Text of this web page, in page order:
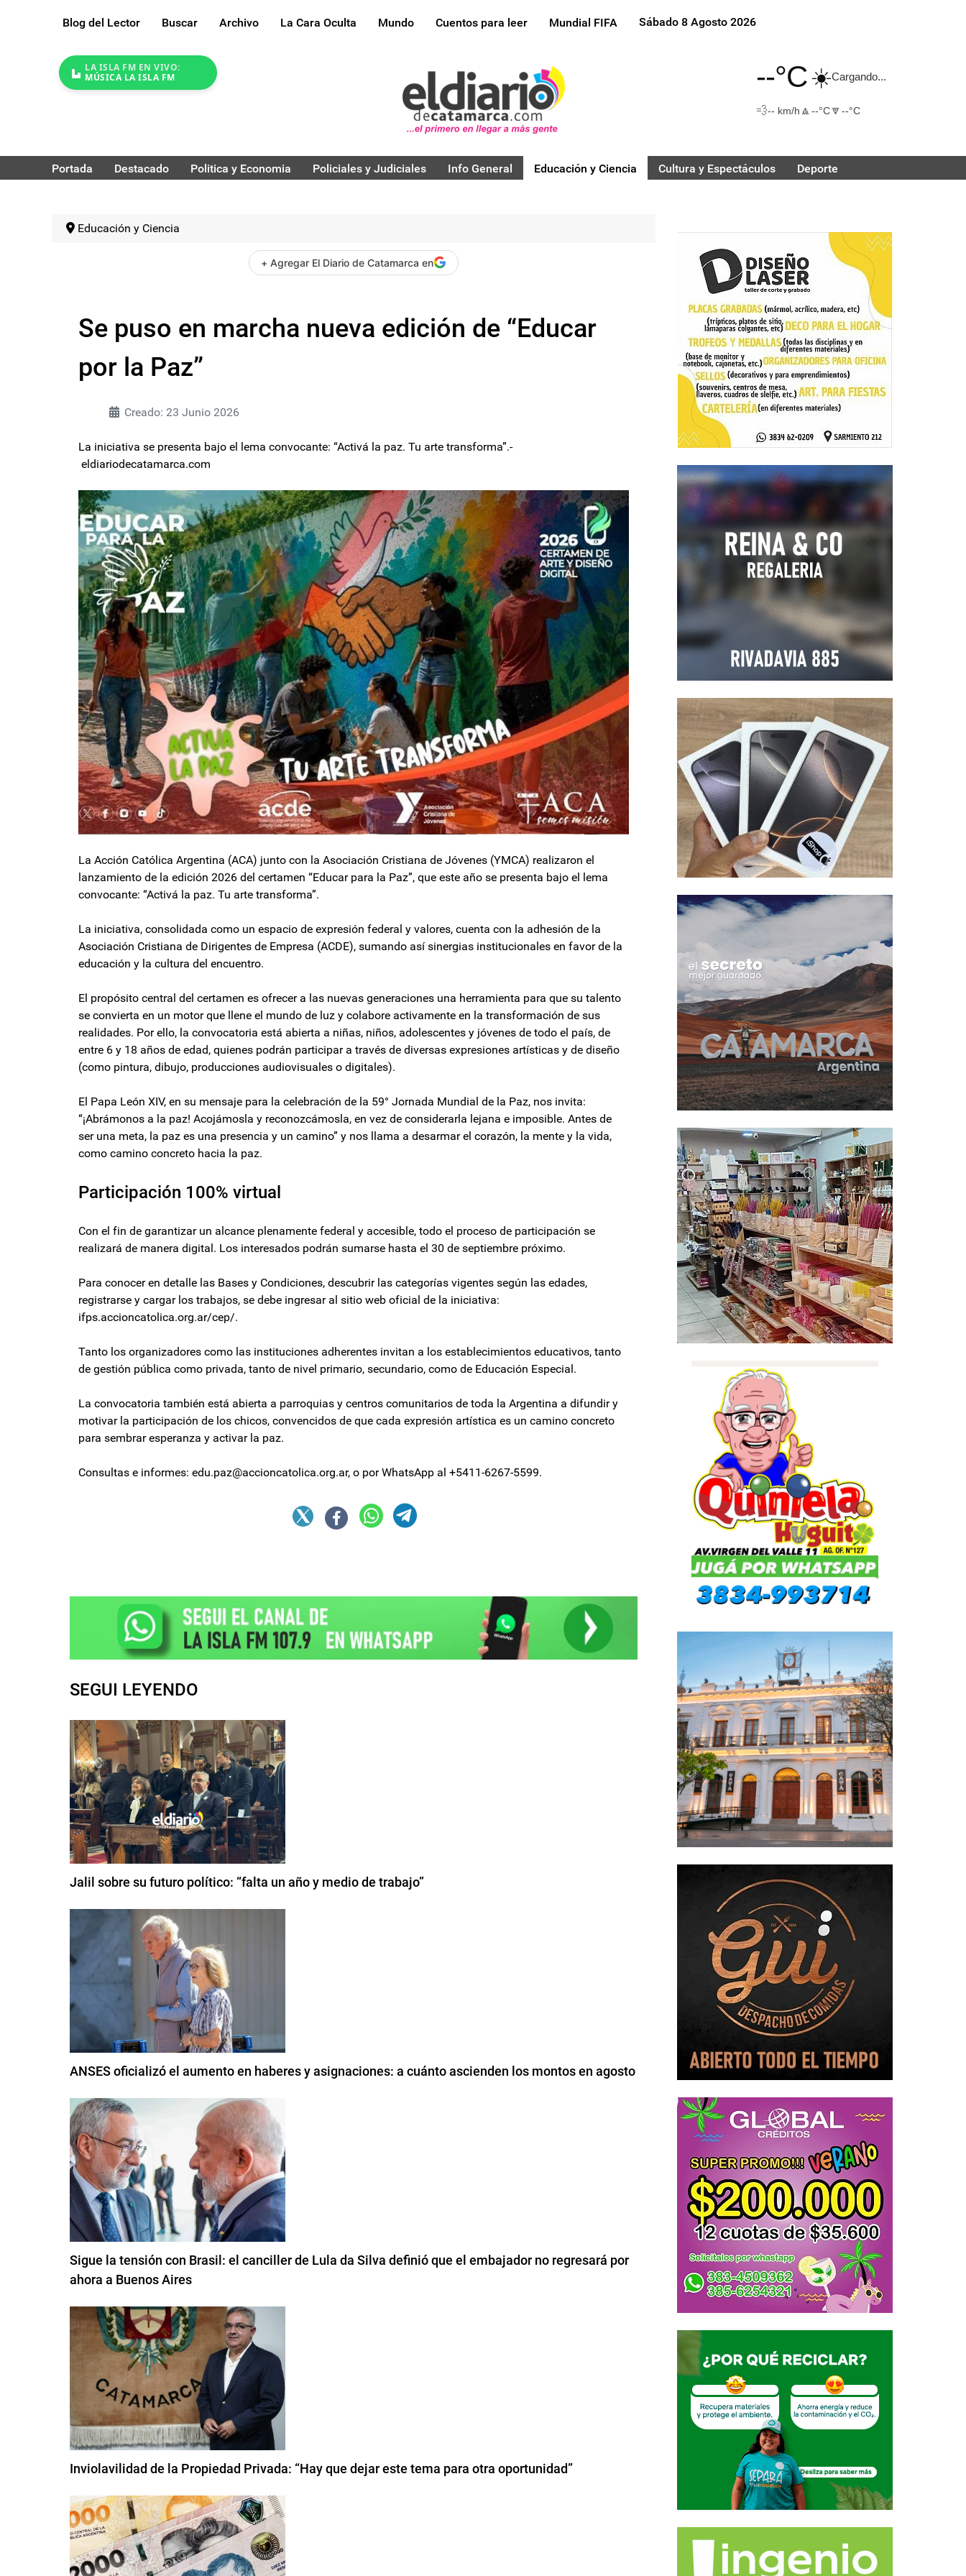
Blog del Lector Buscar Archivo La Cara Oculta Mundo Cuentos para leer Mundial FIFA Sábado 8 Agosto 2026
LA ISLA FM EN VIVO:
MÚSICA LA ISLA FM
--°C☀️Cargando...
💨-- km/h 🔼 --°C🔽 --°C
Portada Destacado Politica y Economia Policiales y Judiciales Info General Educación y Ciencia Cultura y Espectáculos Deporte
Educación y Ciencia
+ Agregar El Diario de Catamarca en
Se puso en marcha nueva edición de “Educar
por la Paz”
Creado: 23 Junio 2026
La iniciativa se presenta bajo el lema convocante: “Activá la paz. Tu arte transforma”.-
eldiariodecatamarca.com
La Acción Católica Argentina (ACA) junto con la Asociación Cristiana de Jóvenes (YMCA) realizaron el
lanzamiento de la edición 2026 del certamen “Educar para la Paz”, que este año se presenta bajo el lema
convocante: “Activá la paz. Tu arte transforma”.
La iniciativa, consolidada como un espacio de expresión federal y valores, cuenta con la adhesión de la
Asociación Cristiana de Dirigentes de Empresa (ACDE), sumando así sinergias institucionales en favor de la
educación y la cultura del encuentro.
El propósito central del certamen es ofrecer a las nuevas generaciones una herramienta para que su talento
se convierta en un motor que llene el mundo de luz y colabore activamente en la transformación de sus
realidades. Por ello, la convocatoria está abierta a niñas, niños, adolescentes y jóvenes de todo el país, de
entre 6 y 18 años de edad, quienes podrán participar a través de diversas expresiones artísticas y de diseño
(como pintura, dibujo, producciones audiovisuales o digitales).
El Papa León XIV, en su mensaje para la celebración de la 59° Jornada Mundial de la Paz, nos invita:
“¡Abrámonos a la paz! Acojámosla y reconozcámosla, en vez de considerarla lejana e imposible. Antes de
ser una meta, la paz es una presencia y un camino” y nos llama a desarmar el corazón, la mente y la vida,
como camino concreto hacia la paz.
Participación 100% virtual
Con el fin de garantizar un alcance plenamente federal y accesible, todo el proceso de participación se
realizará de manera digital. Los interesados podrán sumarse hasta el 30 de septiembre próximo.
Para conocer en detalle las Bases y Condiciones, descubrir las categorías vigentes según las edades,
registrarse y cargar los trabajos, se debe ingresar al sitio web oficial de la iniciativa:
ifps.accioncatolica.org.ar/cep/.
Tanto los organizadores como las instituciones adherentes invitan a los establecimientos educativos, tanto
de gestión pública como privada, tanto de nivel primario, secundario, como de Educación Especial.
La convocatoria también está abierta a parroquias y centros comunitarios de toda la Argentina a difundir y
motivar la participación de los chicos, convencidos de que cada expresión artística es un camino concreto
para sembrar esperanza y activar la paz.
Consultas e informes: edu.paz@accioncatolica.org.ar, o por WhatsApp al +5411-6267-5599.
SEGUI LEYENDO
Jalil sobre su futuro político: “falta un año y medio de trabajo”
ANSES oficializó el aumento en haberes y asignaciones: a cuánto ascienden los montos en agosto
Sigue la tensión con Brasil: el canciller de Lula da Silva definió que el embajador no regresará por
ahora a Buenos Aires
Inviolavilidad de la Propiedad Privada: “Hay que dejar este tema para otra oportunidad”